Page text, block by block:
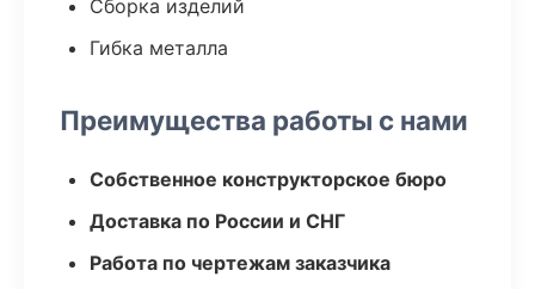
Сборка изделий
Гибка металла
Преимущества работы с нами
Собственное конструкторское бюро
Доставка по России и СНГ
Работа по чертежам заказчика